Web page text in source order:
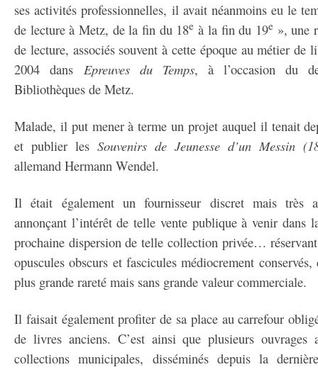
ses activités professionnelles, il avait néanmoins eu le
de lecture à Metz, de la fin du 18e à la fin du 19e », une
de lecture, associés souvent à cette époque au métier
2004 dans Epreuves du Temps, à l’occasion du
Bibliothèques de Metz.
Malade, il put mener à terme un projet auquel il tenait
et publier les Souvenirs de Jeunesse d’un Messin
allemand Hermann Wendel.
Il était également un fournisseur discret mais très
annonçant l’intérêt de telle vente publique à venir
prochaine dispersion de telle collection privée…
opuscules obscurs et fascicules médiocrement
plus grande rareté mais sans grande valeur commerciale.
Il faisait également profiter de sa place au carrefour
de livres anciens. C’est ainsi que plusieurs ouvrages
collections municipales, disséminés depuis la